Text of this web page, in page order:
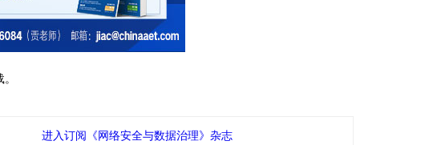
进入订阅《网络安全与数据治理》杂志